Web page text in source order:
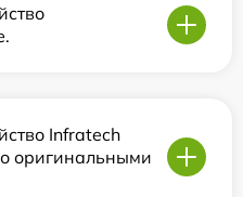
Infratech
оригинальными